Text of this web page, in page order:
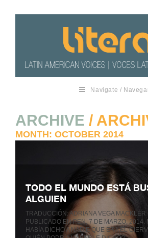
Navigate /
ARCHIVE /
MONTH: OCTOBER 2014
TODO EL MUNDO ESTÁ
ALGUIEN
TRADUCCIÓN: ADRIANA VEGA MACKLER
PUBLICADO EN PEN, 7 DE MARZO, 2014.
HABÍA DICHO A NADIE QUE ERA EL